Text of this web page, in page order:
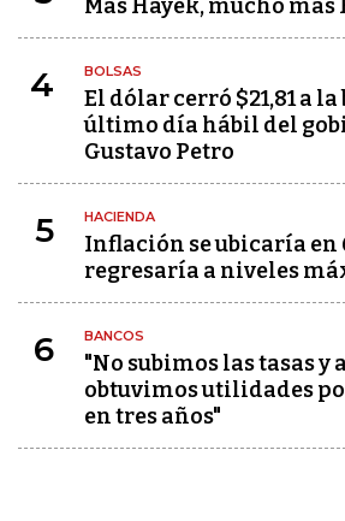
Más Hayek, mucho más
4 BOLSAS
El dólar cerró $21,81 a
último día hábil del
Gustavo Petro
5 HACIENDA
Inflación se ubicaría en
regresaría a niveles
6 BANCOS
"No subimos las tasas y
obtuvimos utilidades
en tres años"